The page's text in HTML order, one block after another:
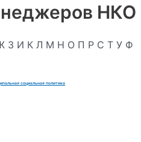
НКО
З И К Л М Н О П Р С Т У Ф
социальная политика